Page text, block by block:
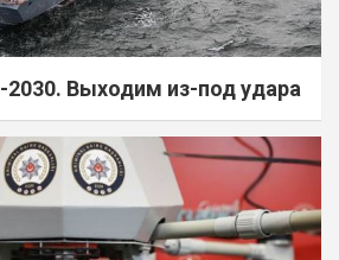
Выходим из-под удара